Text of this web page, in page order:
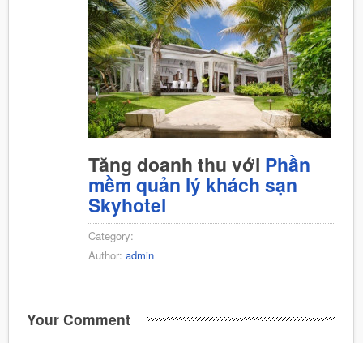
Tăng doanh thu với Phần
mềm quản lý khách sạn
Skyhotel
Category:
Author: admin
Your Comment